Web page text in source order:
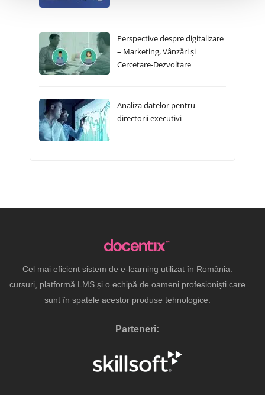
Perspective despre digitalizare
– Marketing, Vânzări și
Cercetare-Dezvoltare
Analiza datelor pentru
directorii executivi
Cel mai eficient sistem de e-learning utilizat în România:
cursuri, platformă LMS și o echipă de oameni profesioniști care
sunt în spatele acestor produse tehnologice.
Parteneri: